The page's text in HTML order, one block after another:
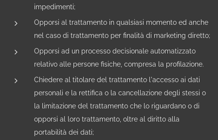
impedimenti;
Opporsi al trattamento in qualsiasi momento ed anche
nel caso di trattamento per finalità di marketing diretto;
Opporsi ad un processo decisionale automatizzato
relativo alle persone fisiche, compresa la profilazione.
Chiedere al titolare del trattamento l'accesso ai dati
personali e la rettifica o la cancellazione degli stessi o
la limitazione del trattamento che lo riguardano o di
opporsi al loro trattamento, oltre al diritto alla
portabilità dei dati;